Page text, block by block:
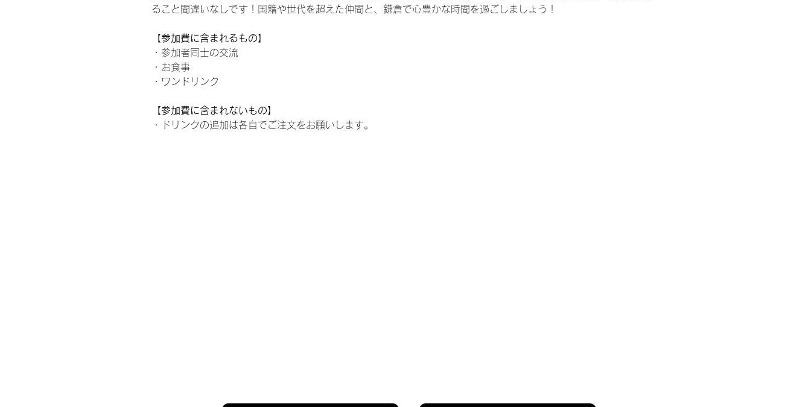
ること間違いなしです！国籍や世代を超えた仲間と、鎌倉で心豊かな時間を過ごしましょう！
【参加費に含まれるもの】
・参加者同士の交流
・お食事
・ワンドリンク
【参加費に含まれないもの】
・ドリンクの追加は各自でご注文をお願いします。